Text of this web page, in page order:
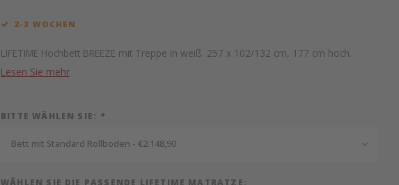
2-3 WOCHEN
LIFETIME Hochbett BREEZE mit Treppe in weiß. 257 x 102/132 cm, 177 cm hoch.
Lesen Sie mehr
BITTE WÄHLEN SIE: *
Bett mit Standard Rollboden - €2.148,90
WÄHLEN SIE DIE PASSENDE LIFETIME MATRATZE: